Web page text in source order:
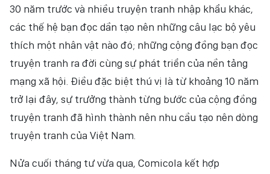
30 năm trước và nhiều truyện tranh nhập khẩu khác,
các thế hệ bạn đọc dần tạo nên những câu lạc bộ yêu
thích một nhân vật nào đó; những cộng đồng bạn đọc
truyện tranh ra đời cùng sự phát triển của nền tảng
mạng xã hội. Điều đặc biệt thú vị là từ khoảng 10 năm
trở lại đây, sự trưởng thành từng bước của cộng đồng
truyện tranh đã hình thành nên nhu cầu tạo nên dòng
truyện tranh của Việt Nam.
Nửa cuối tháng tư vừa qua, Comicola kết hợp